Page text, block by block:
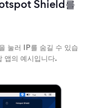
Shield를
눌러 IP를 숨길 수 있습
앱의 예시입니다.